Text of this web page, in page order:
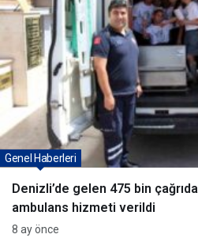
Denizli’de gelen 475 bin
ambulans hizmeti verildi
Genel Haberleri
8 ay önce